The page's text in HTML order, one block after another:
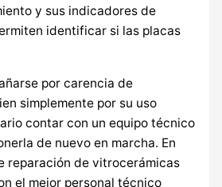
y sus indicadores de
identificar si las placas
por carencia de
simplemente por su uso
contar con un equipo técnico
de nuevo en marcha. En
reparación de vitrocerámicas
el mejor personal técnico